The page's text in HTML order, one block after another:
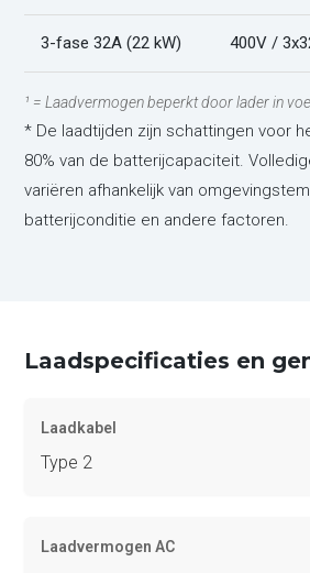
3-fase 32A (22 kW) 400V /
¹ = Laadvermogen beperkt door lader in
* De laadtijden zijn schattingen voor
80% van de batterijcapaciteit.
variëren afhankelijk van
batterijconditie en andere factoren.
Laadspecificaties en
Laadkabel
Type 2
Laadvermogen AC